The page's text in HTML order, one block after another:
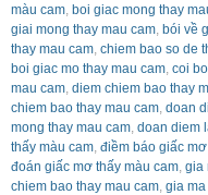
màu cam, boi giac mong thay
giai mong thay mau cam, bói về
thay mau cam, chiem bao so de
boi giac mo thay mau cam, coi
mau cam, diem chiem bao thay
chiem bao thay mau cam, doan
mong thay mau cam, doan diem
thấy màu cam, điềm báo giấc
đoán giấc mơ thấy màu cam, gia
chiem bao thay mau cam, gia